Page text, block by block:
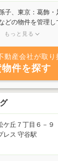
子、東京：葛飾
どの物件を管理
合わせの際はお気
もっと見る
動産会社が取り
件を探す
ケ丘７丁目６－９
レス 守谷駅